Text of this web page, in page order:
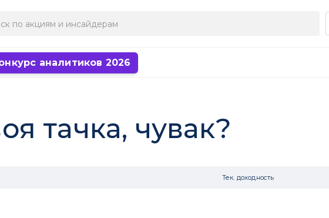
аналитиков 2026
тачка, чувак?
Тек. доходность